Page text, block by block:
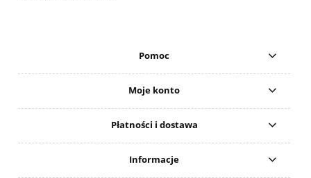
Pomoc
Moje konto
Płatności i dostawa
Informacje